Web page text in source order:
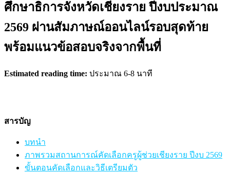
ศึกษาธิการจังหวัดเชียงราย ปีงบประมาณ
2569 ผ่านสัมภาษณ์ออนไลน์รอบสุดท้าย
พร้อมแนวข้อสอบจริงจากพื้นที่
Estimated reading time: ประมาณ 6-8 นาที
สารบัญ
บทนำ
ภาพรวมสถานการณ์คัดเลือกครูผู้ช่วยเชียงราย ปีงบ 2569
ขั้นตอนคัดเลือกและวิธีเตรียมตัว